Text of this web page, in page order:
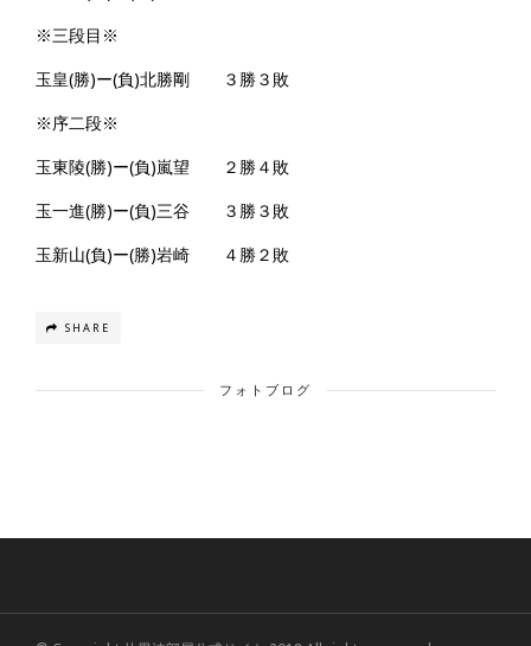
※三段目※
玉皇(勝)ー(負)北勝剛 ３勝３敗
※序二段※
玉東陵(勝)ー(負)嵐望 ２勝４敗
玉一進(勝)ー(負)三谷 ３勝３敗
玉新山(負)ー(勝)岩崎 ４勝２敗
SHARE
フォトブログ